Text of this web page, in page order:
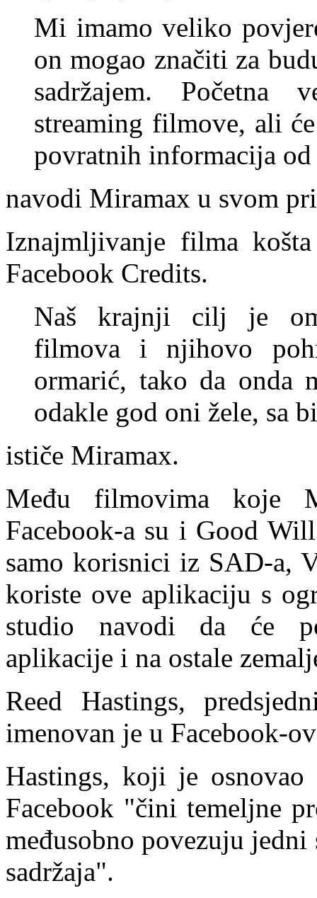
Mi imamo veliko
on mogao značiti za
sadržajem. Početna
streaming filmove, ali
povratnih informacija
navodi Miramax u svom
Iznajmljivanje filma
Facebook Credits.
Naš krajnji cilj je
filmova i njihovo
ormarić, tako da onda
odakle god oni žele, sa
ističe Miramax.
Među filmovima koje
Facebook-a su i Good
samo korisnici iz SAD-a,
koriste ove aplikaciju s
studio navodi da će
aplikacije i na ostale
Reed Hastings,
imenovan je u Facebook-
Hastings, koji je
Facebook "čini temeljne
međusobno povezuju
sadržaja".